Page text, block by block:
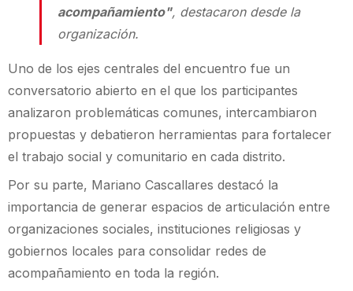
acompañamiento", destacaron desde la
organización.
Uno de los ejes centrales del encuentro fue un
conversatorio abierto en el que los participantes
analizaron problemáticas comunes, intercambiaron
propuestas y debatieron herramientas para fortalecer
el trabajo social y comunitario en cada distrito.
Por su parte, Mariano Cascallares destacó la
importancia de generar espacios de articulación entre
organizaciones sociales, instituciones religiosas y
gobiernos locales para consolidar redes de
acompañamiento en toda la región.